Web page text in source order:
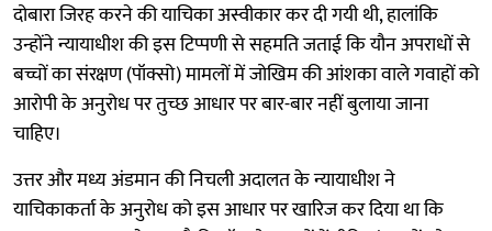
दोबारा जिरह करने की याचिका अस्वीकार कर दी गयी थी, हालांकि
उन्होंने न्यायाधीश की इस टिप्पणी से सहमति जताई कि यौन अपराधों से
बच्चों का संरक्षण (पॉक्सो) मामलों में जोखिम की आंशका वाले गवाहों को
आरोपी के अनुरोध पर तुच्छ आधार पर बार-बार नहीं बुलाया जाना
चाहिए।
उत्तर और मध्य अंडमान की निचली अदालत के न्यायाधीश ने
याचिकाकर्ता के अनुरोध को इस आधार पर खारिज कर दिया था कि